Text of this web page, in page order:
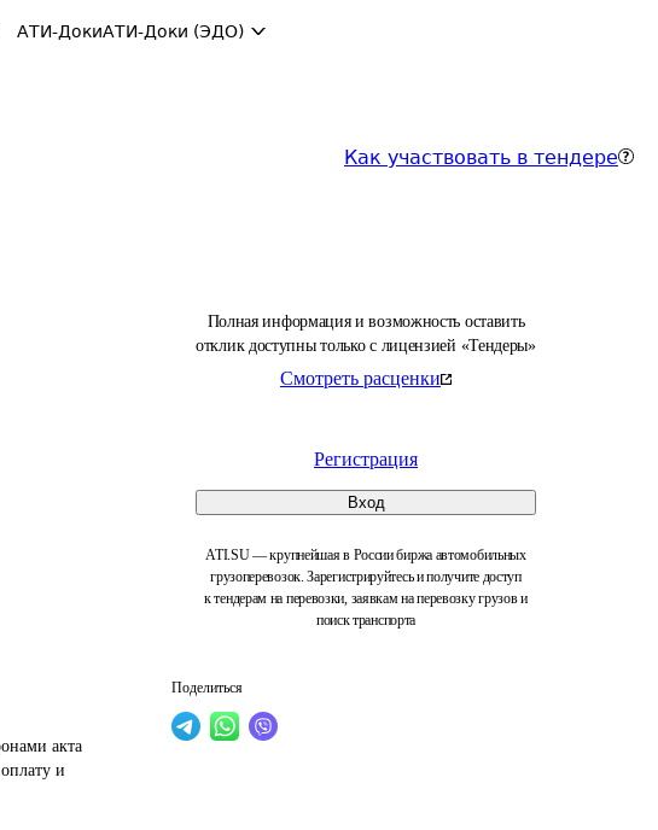
АТИ-ДокиАТИ-Доки (ЭДО)
Как участвовать в тендере
Полная информация и возможность оставить
отклик доступны только с лицензией «Тендеры»
Смотреть расценки
Регистрация
Вход
ATI.SU — крупнейшая в России биржа автомобильных
грузоперевозок. Зарегистрируйтесь и получите доступ
к тендерам на перевозки, заявкам на перевозку грузов и
поиск транспорта
Поделиться
акта
и